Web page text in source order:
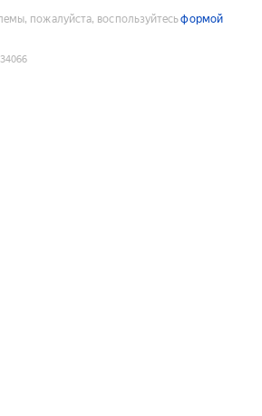
пожалуйста, воспользуйтесьформой